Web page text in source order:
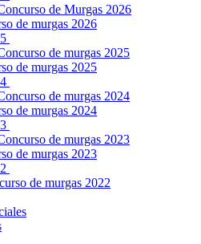
de Murgas 2026
de murgas 2026
de murgas 2025
de murgas 2025
de murgas 2024
de murgas 2024
de murgas 2023
de murgas 2023
de murgas 2022